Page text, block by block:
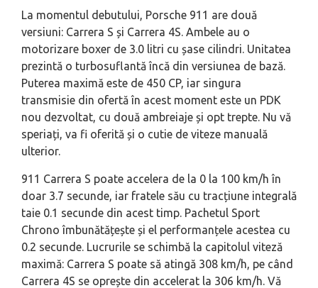
La momentul debutului, Porsche 911 are două
versiuni: Carrera S și Carrera 4S. Ambele au o
motorizare boxer de 3.0 litri cu șase cilindri. Unitatea
prezintă o turbosuflantă încă din versiunea de bază.
Puterea maximă este de 450 CP, iar singura
transmisie din ofertă în acest moment este un PDK
nou dezvoltat, cu două ambreiaje și opt trepte. Nu vă
speriați, va fi oferită și o cutie de viteze manuală
ulterior.
911 Carrera S poate accelera de la 0 la 100 km/h în
doar 3.7 secunde, iar fratele său cu tracțiune integrală
taie 0.1 secunde din acest timp. Pachetul Sport
Chrono îmbunătățește și el performanțele acestea cu
0.2 secunde. Lucrurile se schimbă la capitolul viteză
maximă: Carrera S poate să atingă 308 km/h, pe când
Carrera 4S se oprește din accelerat la 306 km/h. Vă